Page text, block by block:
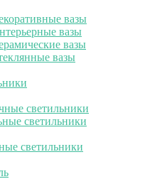
вазы
вазы
вазы
вазы
светильники
светильники
светильники